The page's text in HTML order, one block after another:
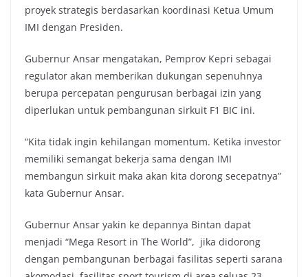
proyek strategis berdasarkan koordinasi Ketua Umum
IMI dengan Presiden.
Gubernur Ansar mengatakan, Pemprov Kepri sebagai
regulator akan memberikan dukungan sepenuhnya
berupa percepatan pengurusan berbagai izin yang
diperlukan untuk pembangunan sirkuit F1 BIC ini.
“Kita tidak ingin kehilangan momentum. Ketika investor
memiliki semangat bekerja sama dengan IMI
membangun sirkuit maka akan kita dorong secepatnya”
kata Gubernur Ansar.
Gubernur Ansar yakin ke depannya Bintan dapat
menjadi “Mega Resort in The World”, jika didorong
dengan pembangunan berbagai fasilitas seperti sarana